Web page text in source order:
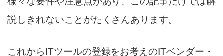
説しきれないことがたくさんあります。
これからITツールの登録をお考えのITベンダー・